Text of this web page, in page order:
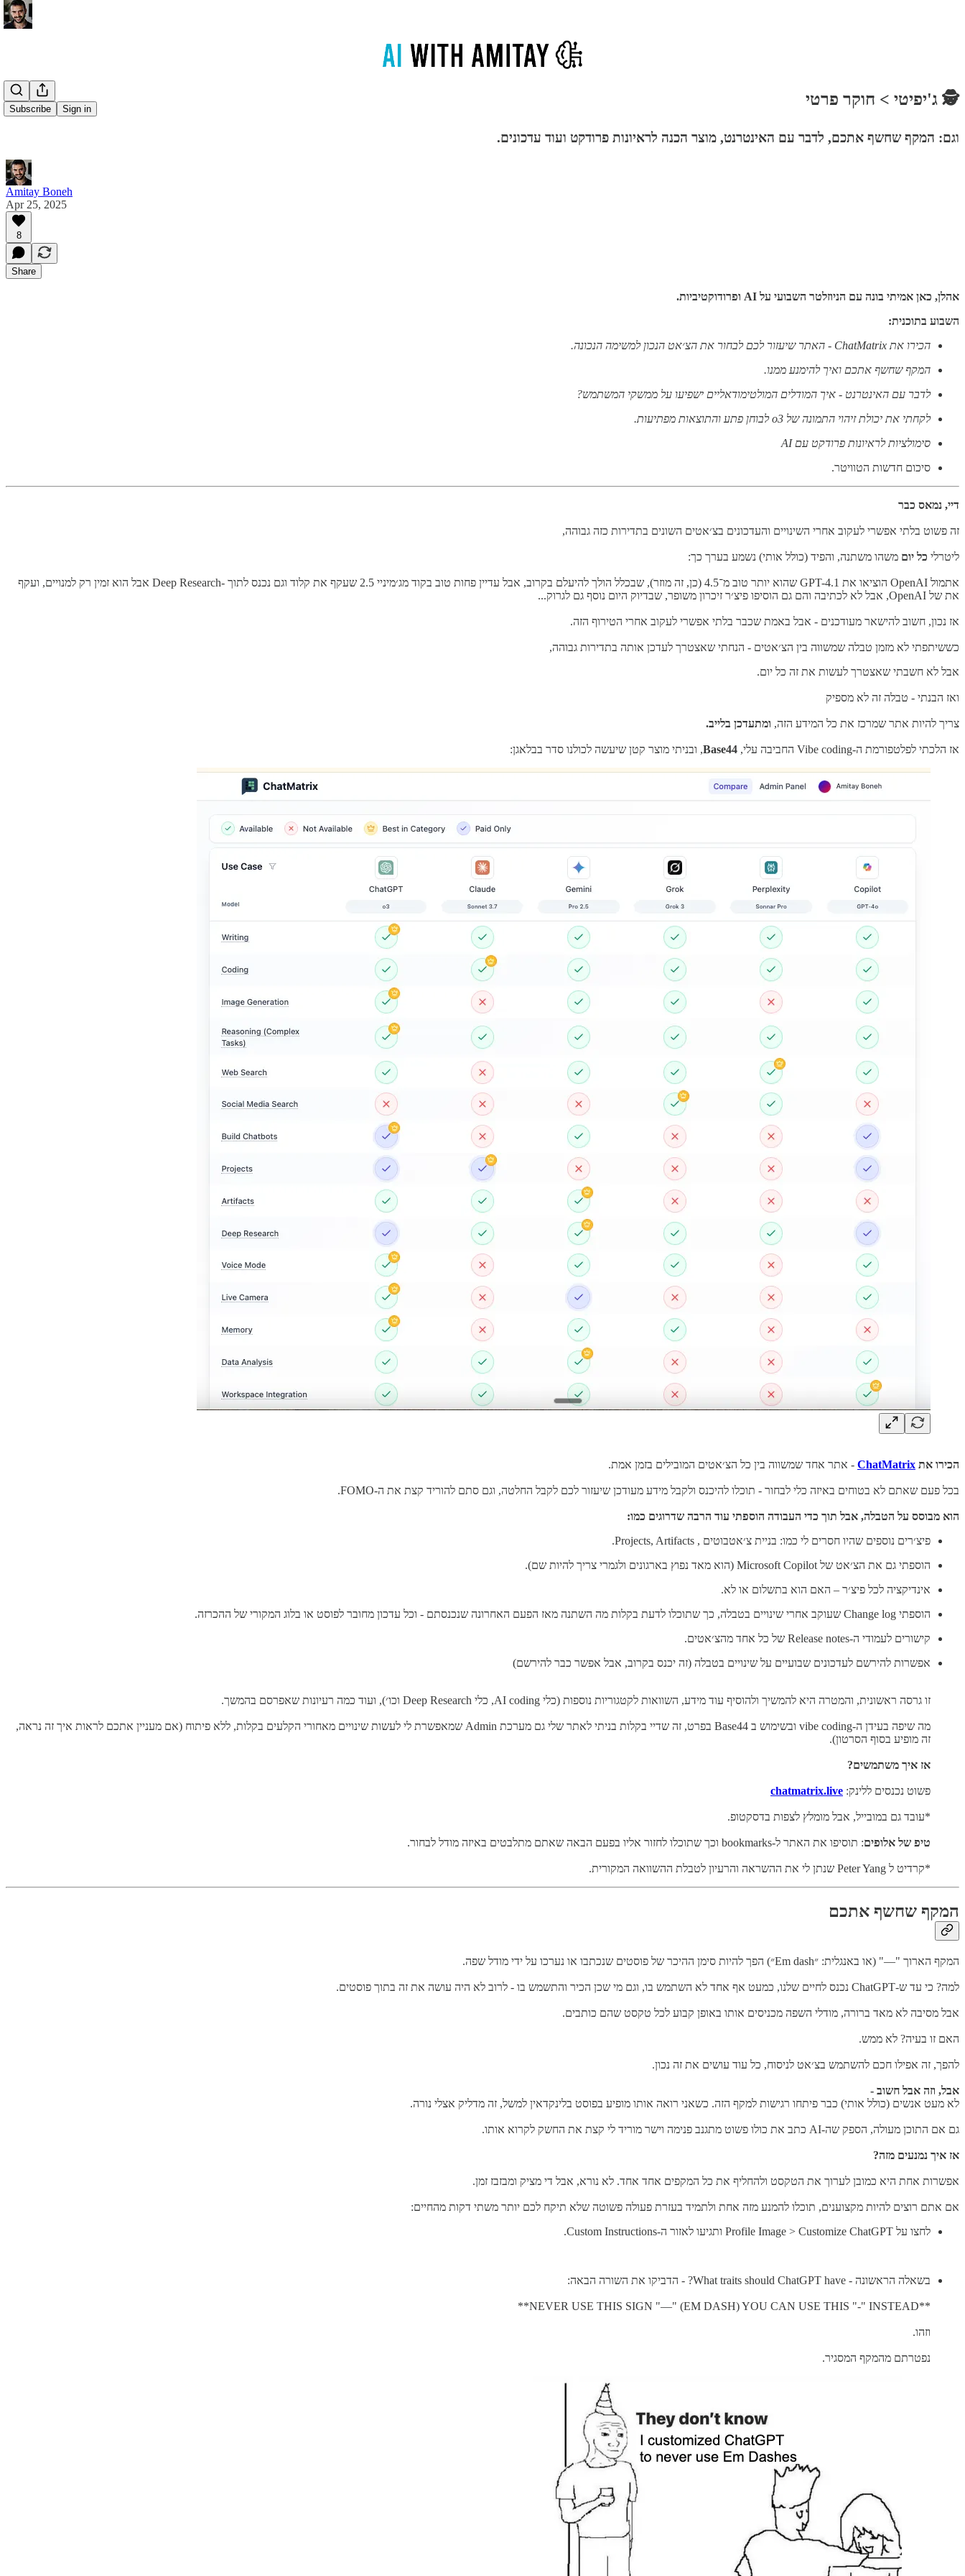
Subscribe Sign in
🕵️ ג'יפיטי > חוקר פרטי
וגם: המקף שחשף אתכם, לדבר עם האינטרנט, מוצר הכנה לראיונות פרודקט ועוד עדכונים.
Amitay Boneh
Apr 25, 2025
8
Share
אהלן, כאן אמיתי בונה עם הניוזלטר השבועי על AI ופרודוקטיביות.
השבוע בתוכנית:
הכירו את ChatMatrix - האתר שיעזור לכם לבחור את הצ׳אט הנכון למשימה הנכונה.
המקף שחשף אתכם ואיך להימנע ממנו.
לדבר עם האינטרנט - איך המודלים המולטימודאליים ישפיעו על ממשקי המשתמש?
לקחתי את יכולת זיהוי התמונה של o3 לבוחן פתע והתוצאות מפתיעות.
סימולציות לראיונות פרודקט עם AI
סיכום חדשות הטוויטר.
דיי, נמאס כבר
זה פשוט בלתי אפשרי לעקוב אחרי השינויים והעדכונים בצ׳אטים השונים בתדירות כזה גבוהה,
ליטרלי כל יום משהו משתנה, והפיד (כולל אותי) נשמע בערך כך:
אתמול OpenAI הוציאו את GPT-4.1 שהוא יותר טוב מ־4.5 (כן, זה מוזר), שבכלל הולך להיעלם בקרוב, אבל עדיין פחות טוב בקוד מג׳מיניי 2.5 שעקף את קלוד וגם נכנס לתוך -Deep Research אבל הוא זמין רק למנויים, ועקף
את של OpenAI, אבל לא לכתיבה והם גם הוסיפו פיצ׳ר זיכרון משופר, שבדיוק היום נוסף גם לגרוק...
אז נכון, חשוב להישאר מעודכנים - אבל באמת שכבר בלתי אפשרי לעקוב אחרי הטירוף הזה.
כששיתפתי לא מזמן טבלה שמשווה בין הצ׳אטים - הנחתי שאצטרך לעדכן אותה בתדירות גבוהה,
אבל לא חשבתי שאצטרך לעשות את זה כל יום.
ואז הבנתי - טבלה זה לא מספיק
צריך להיות אתר שמרכז את כל המידע הזה, ומתעדכן בלייב.
אז הלכתי לפלטפורמת ה-Vibe coding החביבה עלי, Base44, ובניתי מוצר קטן שיעשה לכולנו סדר בבלאגן:
הכירו את ChatMatrix - אתר אחד שמשווה בין כל הצ׳אטים המובילים בזמן אמת.
בכל פעם שאתם לא בטוחים באיזה כלי לבחור - תוכלו להיכנס ולקבל מידע מעודכן שיעזור לכם לקבל החלטה, וגם סתם להוריד קצת את ה-FOMO.
הוא מבוסס על הטבלה, אבל תוך כדי העבודה הוספתי עוד הרבה שדרוגים כמו:
פיצ׳רים נוספים שהיו חסרים לי כמו: בניית צ׳אטבוטים , Projects, Artifacts.
הוספתי גם את הצ׳אט של Microsoft Copilot (הוא מאד נפוץ בארגונים ולגמרי צריך להיות שם).
אינדיקציה לכל פיצ׳ר – האם הוא בתשלום או לא.
הוספתי Change log שעוקב אחרי שינויים בטבלה, כך שתוכלו לדעת בקלות מה השתנה מאז הפעם האחרונה שנכנסתם - וכל עדכון מחובר לפוסט או בלוג המקורי של ההכרזה.
קישורים לעמודי ה-Release notes של כל אחד מהצ׳אטים.
אפשרות להירשם לעדכונים שבועיים על שינויים בטבלה (זה יכנס בקרוב, אבל אפשר כבר להירשם)
זו גרסה ראשונית, והמטרה היא להמשיך ולהוסיף עוד מידע, השוואות לקטגוריות נוספות (כלי AI coding, כלי Deep Research וכו׳), ועוד כמה רעיונות שאפרסם בהמשך.
מה שיפה בעידן ה-vibe coding ובשימוש ב Base44 בפרט, זה שדיי בקלות בניתי לאתר שלי גם מערכת Admin שמאפשרת לי לעשות שינויים מאחורי הקלעים בקלות, ללא פיתוח (אם מעניין אתכם לראות איך זה נראה,
זה מופיע בסוף הסרטון).
אז איך משתמשים?
פשוט נכנסים ללינק: chatmatrix.live
*עובד גם במובייל, אבל מומלץ לצפות בדסקטופ.
טיפ של אלופים: תוסיפו את האתר ל-bookmarks וכך שתוכלו לחזור אליו בפעם הבאה שאתם מתלבטים באיזה מודל לבחור.
*קרדיט ל Peter Yang שנתן לי את ההשראה והרעיון לטבלת ההשוואה המקורית.
המקף שחשף אתכם
המקף הארוך "—" (או באנגלית: ״Em dash״) הפך להיות סימן ההיכר של פוסטים שנכתבו או נערכו על ידי מודל שפה.
למה? כי עד ש-ChatGPT נכנס לחיים שלנו, כמעט אף אחד לא השתמש בו, וגם מי שכן הכיר והתשמש בו - לרוב לא היה עושה את זה בתוך פוסטים.
אבל מסיבה לא מאד ברורה, מודלי השפה מכניסים אותו באופן קבוע לכל טקסט שהם כותבים.
האם זו בעיה? לא ממש.
להפך, זה אפילו חכם להשתמש בצ׳אט לניסוח, כל עוד עושים את זה נכון.
אבל, וזה אבל חשוב -
לא מעט אנשים (כולל אותי) כבר פיתחו רגישות למקף הזה. כשאני רואה אותו מופיע בפוסט בלינקדאין למשל, זה מדליק אצלי נורה.
גם אם התוכן מעולה, הספק שה-AI כתב את כולו פשוט מתגנב פנימה וישר מוריד לי קצת את החשק לקרוא אותו.
אז איך נמנעים מזה?
אפשרות אחת היא כמובן לערוך את הטקסט ולהחליף את כל המקפים אחד אחד. לא נורא, אבל די מציק ומבזבז זמן.
אם אתם רוצים להיות מקצוענים, תוכלו להמנע מזה אחת ולתמיד בעזרת פעולה פשוטה שלא תיקח לכם יותר משתי דקות מהחיים:
לחצו על Profile Image > Customize ChatGPT ותגיעו לאזור ה-Custom Instructions.
בשאלה הראשונה - What traits should ChatGPT have? - הדביקו את השורה הבאה:
**NEVER USE THIS SIGN "—" (EM DASH) YOU CAN USE THIS "-" INSTEAD**
וזהו.
נפטרתם מהמקף המסגיר.